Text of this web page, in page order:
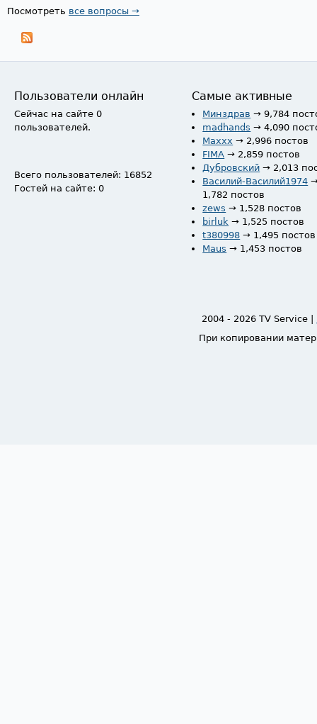
Посмотреть все вопросы →
Пользователи онлайн
Сейчас на сайте 0
пользователей.
Всего пользователей: 16852
Гостей на сайте: 0
Самые активные
Минздрав → 9,784
madhands → 4,090
Maxxx → 2,996 постов
FIMA → 2,859 постов
Дубровский → 2,013
Василий-Василий1974
1,782 постов
zews → 1,528 постов
birluk → 1,525 постов
t380998 → 1,495 постов
Maus → 1,453 постов
2004 - 2026 TV Service |
При копировании